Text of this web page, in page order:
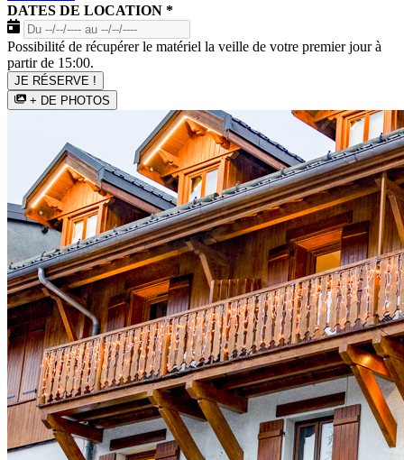
DATES DE LOCATION *
Possibilité de récupérer le matériel la veille de votre premier jour à
partir de 15:00.
JE RÉSERVE !
+ DE PHOTOS